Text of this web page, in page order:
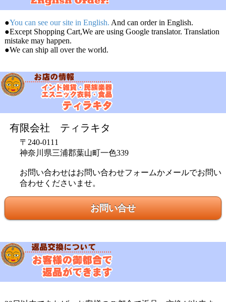
●You can see our site in English. And can order in English.
●Except Shopping Cart,We are using Google translator. Translation
mistake may happen.
●We can ship all over the world.
有限会社 ティラキタ
〒240-0111
神奈川県三浦郡葉山町一色339
お問い合わせはお問い合わせフォームかメールでお問い
合わせくださいませ。
お問い合せ